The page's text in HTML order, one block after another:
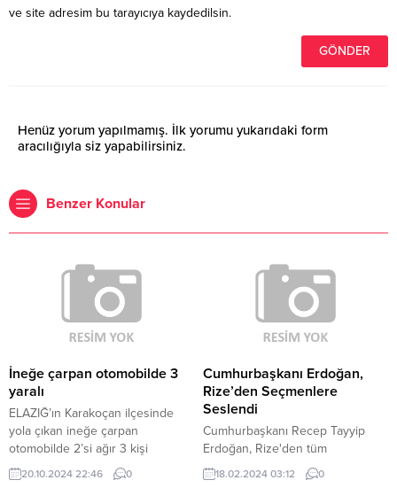
ve site adresim bu tarayıcıya kaydedilsin.
Henüz yorum yapılmamış. İlk yorumu yukarıdaki form
aracılığıyla siz yapabilirsiniz.
Benzer Konular
İneğe çarpan otomobilde 3
yaralı
ELAZIĞ’ın Karakoçan ilçesinde
yola çıkan ineğe çarpan
otomobilde 2’si ağır 3 kişi
yaralandı, inek ise öldü. Kaza,
akşam saatlerinde Karakoçan
20.10.2024 22:46 0
Cumhurbaşkanı Erdoğan,
Rize’den Seçmenlere
Seslendi
Cumhurbaşkanı Recep Tayyip
Erdoğan, Rize'den tüm
Türkiye'deki seçmenlere
seslenerek, siyaset yapanlara bu
18.02.2024 03:12 0